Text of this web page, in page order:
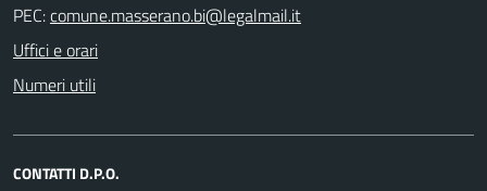
PEC:
Uffici e orari
Numeri utili
CONTATTI D.P.O.